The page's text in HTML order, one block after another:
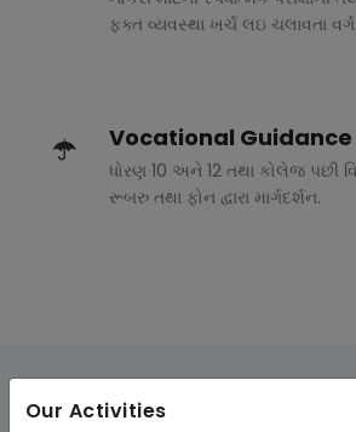
Our Activities
ફક્ત વ્યવસ્થા ખર્ચ લઇ ચલાવતા વર્ગ.
Vocational Guidance
ધોરણ 10 અને 12 તથા કોલેજ પછી
રૂબરુ તથા ફોન દ્વારા માર્ગદર્શન.